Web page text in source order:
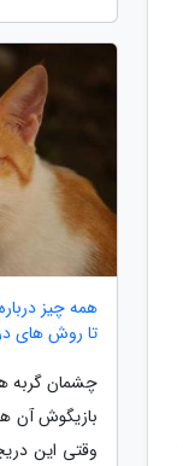
همه چیز
تا روش های
چشمان گربه
بازیگوش آن
وقتی این